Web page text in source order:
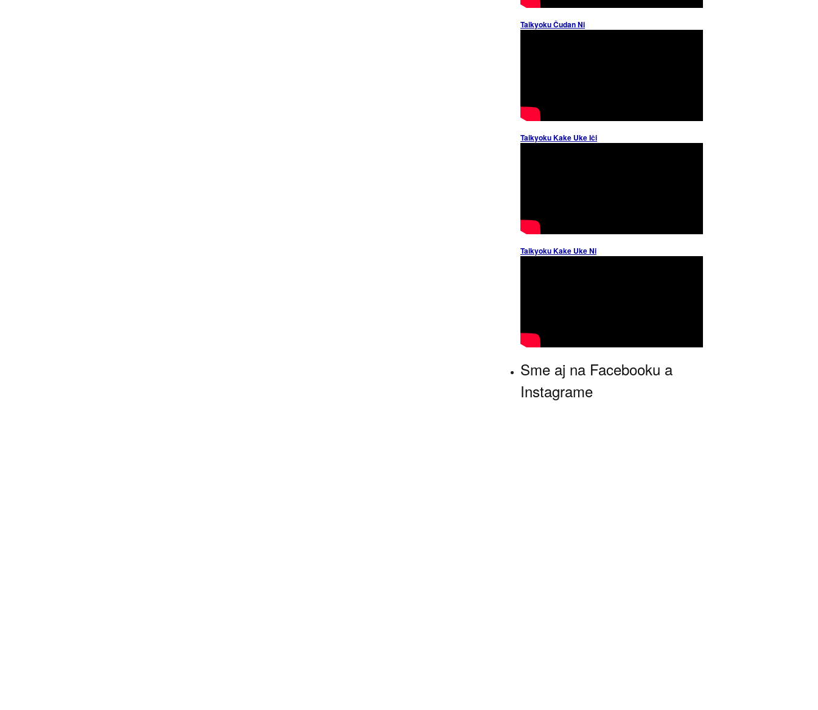
Taikyoku Čudan Ni
Taikyoku Kake Uke Iči
Taikyoku Kake Uke Ni
Sme aj na Facebooku a
Instagrame